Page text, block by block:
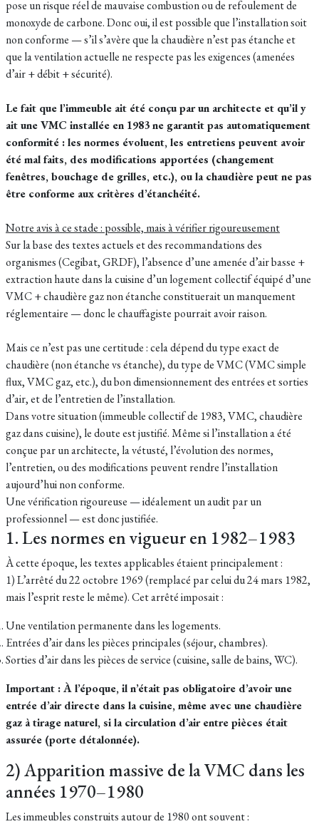
pose un risque réel de mauvaise combustion ou de refoulement de
monoxyde de carbone. Donc oui, il est possible que l’installation soit
non conforme — s’il s’avère que la chaudière n’est pas étanche et
que la ventilation actuelle ne respecte pas les exigences (amenées
d’air + débit + sécurité).
Le fait que l’immeuble ait été conçu par un architecte et qu’il y
ait une VMC installée en 1983 ne garantit pas automatiquement
conformité : les normes évoluent, les entretiens peuvent avoir
été mal faits, des modifications apportées (changement
fenêtres, bouchage de grilles, etc.), ou la chaudière peut ne pas
être conforme aux critères d’étanchéité.
Notre avis à ce stade : possible, mais à vérifier rigoureusement
Sur la base des textes actuels et des recommandations des
organismes (Cegibat, GRDF), l’absence d’une amenée d’air basse +
extraction haute dans la cuisine d’un logement collectif équipé d’une
VMC + chaudière gaz non étanche constituerait un manquement
réglementaire — donc le chauffagiste pourrait avoir raison.
Mais ce n’est pas une certitude : cela dépend du type exact de
chaudière (non étanche vs étanche), du type de VMC (VMC simple
flux, VMC gaz, etc.), du bon dimensionnement des entrées et sorties
d’air, et de l’entretien de l’installation.
Dans votre situation (immeuble collectif de 1983, VMC, chaudière
gaz dans cuisine), le doute est justifié. Même si l’installation a été
conçue par un architecte, la vétusté, l’évolution des normes,
l’entretien, ou des modifications peuvent rendre l’installation
aujourd’hui non conforme.
Une vérification rigoureuse — idéalement un audit par un
professionnel — est donc justifiée.
1. Les normes en vigueur en 1982–1983
À cette époque, les textes applicables étaient principalement :
1) L’arrêté du 22 octobre 1969 (remplacé par celui du 24 mars 1982,
mais l’esprit reste le même). Cet arrêté imposait :
Une ventilation permanente dans les logements.
Entrées d’air dans les pièces principales (séjour, chambres).
Sorties d’air dans les pièces de service (cuisine, salle de bains, WC).
Important : À l’époque, il n’était pas obligatoire d’avoir une
entrée d’air directe dans la cuisine, même avec une chaudière
gaz à tirage naturel, si la circulation d’air entre pièces était
assurée (porte détalonnée).
2) Apparition massive de la VMC dans les
années 1970–1980
Les immeubles construits autour de 1980 ont souvent :